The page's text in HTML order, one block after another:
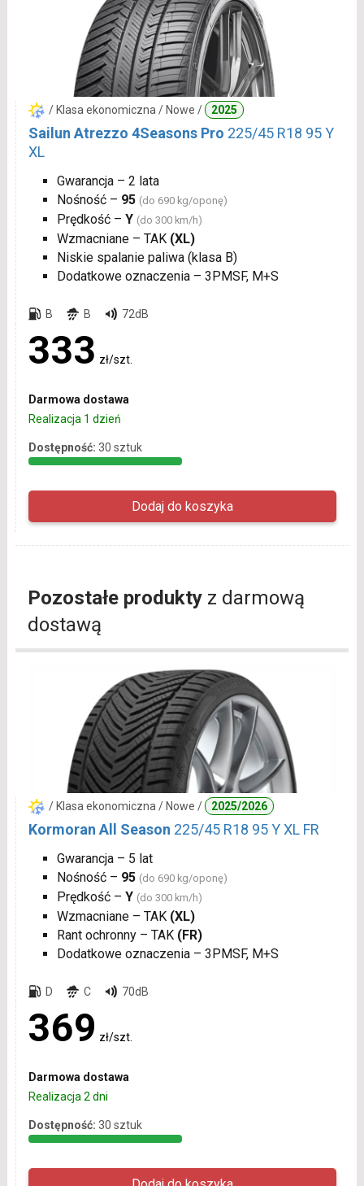
/ Klasa ekonomiczna / Nowe / 2025
Sailun Atrezzo 4Seasons Pro 225/45 R18 95 Y
XL
Gwarancja – 2 lata
Nośność – 95 (do 690 kg/oponę)
Prędkość – Y (do 300 km/h)
Wzmacniane – TAK (XL)
Niskie spalanie paliwa (klasa B)
Dodatkowe oznaczenia – 3PMSF, M+S
B B 72dB
333 zł/szt.
Darmowa dostawa
Realizacja 1 dzień
Dostępność: 30 sztuk
Pozostałe produktyz darmową
dostawą
/ Klasa ekonomiczna / Nowe / 2025/2026
Kormoran All Season 225/45 R18 95 Y XL FR
Gwarancja – 5 lat
Nośność – 95 (do 690 kg/oponę)
Prędkość – Y (do 300 km/h)
Wzmacniane – TAK (XL)
Rant ochronny – TAK (FR)
Dodatkowe oznaczenia – 3PMSF, M+S
D C 70dB
369 zł/szt.
Darmowa dostawa
Realizacja 2 dni
Dostępność: 30 sztuk